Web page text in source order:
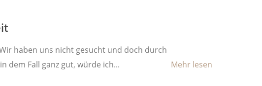
haben uns nicht gesucht und doch durch
dem Fall ganz gut, würde ich...